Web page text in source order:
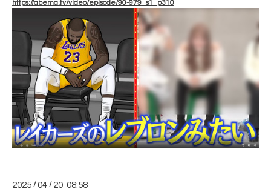
https://abema.tv/video/episode/90-979_s1_p310
2025 /04 / 20 08:58